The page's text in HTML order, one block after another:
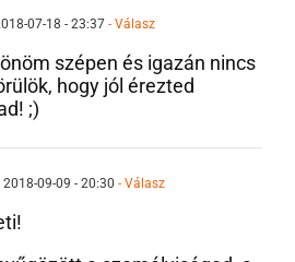
szépen és igazán nincs
hogy jól érezted
;)